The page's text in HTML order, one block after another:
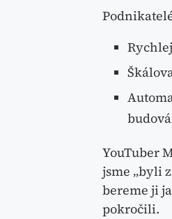
YouTuber
jsme „byli
bereme ji
pokročili.